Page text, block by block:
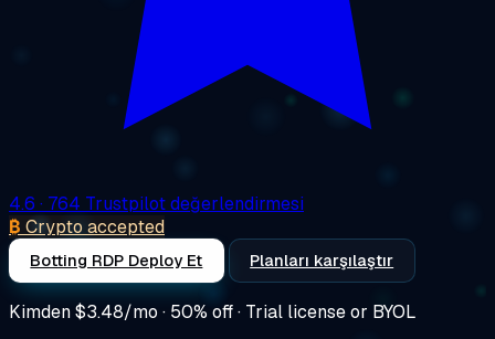
4.6 · 764 Trustpilot değerlendirmesi
₿ Crypto accepted
Botting RDP Deploy Et Planları karşılaştır
Kimden$3.48/mo · 50% off · Trial license or BYOL